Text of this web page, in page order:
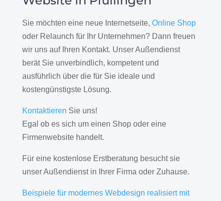
Sie möchten eine neue Internetseite, Online Shop
oder Relaunch für Ihr Unternehmen? Dann freuen
wir uns auf Ihren Kontakt. Unser Außendienst
berät Sie unverbindlich, kompetent und
ausführlich über die für Sie ideale und
kostengünstigste Lösung.
Kontaktieren Sie uns!
Egal ob es sich um einen Shop oder eine
Firmenwebsite handelt.
Für eine kostenlose Erstberatung besucht sie
unser Außendienst in Ihrer Firma oder Zuhause.
Beispiele für modernes Webdesign realisiert mit